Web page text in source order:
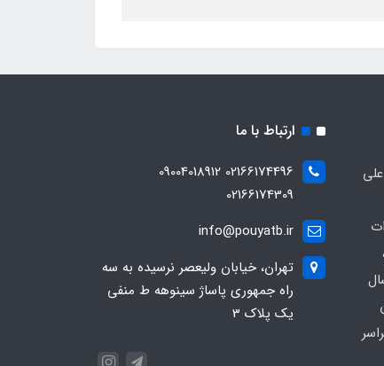
با بیش از 20 سال
ارتباط با ما
02166174496 09004018912
02166174309
info@pouyatb.ir
تهران، خیابان ولیعصر نرسیده به سه
راه جمهوری پاساژ سینوهه ط منفی
یک پلاک 3